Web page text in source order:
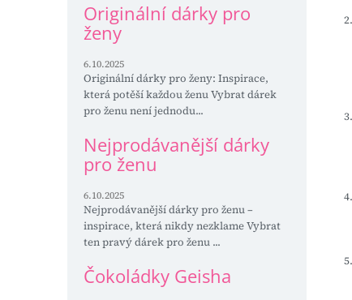
Originální dárky pro
ženy
6.10.2025
Originální dárky pro ženy: Inspirace,
která potěší každou ženu Vybrat dárek
pro ženu není jednodu...
Nejprodávanější dárky
pro ženu
6.10.2025
Nejprodávanější dárky pro ženu –
inspirace, která nikdy nezklame Vybrat
ten pravý dárek pro ženu ...
Čokoládky Geisha